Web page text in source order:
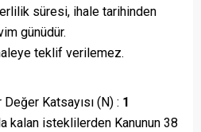
süresi, ihale tarihinden
günüdür.
teklif verilemez.
Değer Katsayısı (N) : 1
kalan isteklilerden Kanunun 38